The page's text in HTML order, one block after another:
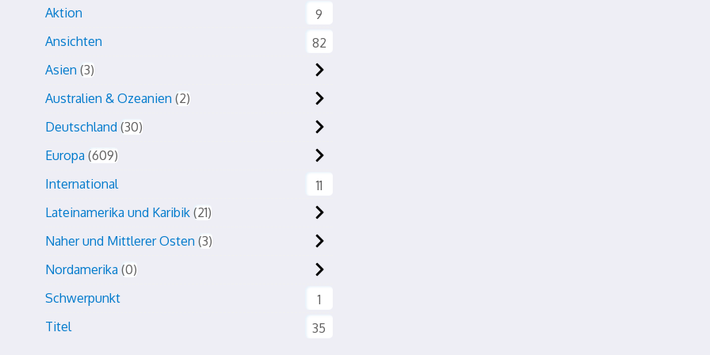
Aktion
9
Ansichten
82
Asien 3
Australien & Ozeanien 2
Deutschland 30
Europa 609
International
11
Lateinamerika und Karibik 21
Naher und Mittlerer Osten 3
Nordamerika 0
Schwerpunkt
1
Titel
35